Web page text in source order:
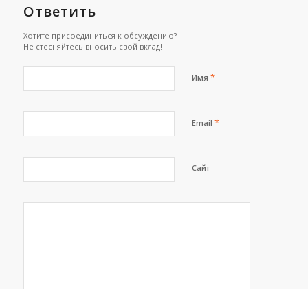
Ответить
Хотите присоединиться к обсуждению?
Не стесняйтесь вносить свой вклад!
Имя *
Email *
Сайт